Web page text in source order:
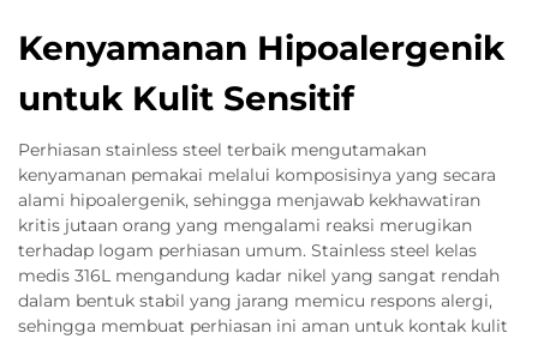
Kenyamanan Hipoalergenik
untuk Kulit Sensitif
Perhiasan stainless steel terbaik mengutamakan
kenyamanan pemakai melalui komposisinya yang secara
alami hipoalergenik, sehingga menjawab kekhawatiran
kritis jutaan orang yang mengalami reaksi merugikan
terhadap logam perhiasan umum. Stainless steel kelas
medis 316L mengandung kadar nikel yang sangat rendah
dalam bentuk stabil yang jarang memicu respons alergi,
sehingga membuat perhiasan ini aman untuk kontak kulit